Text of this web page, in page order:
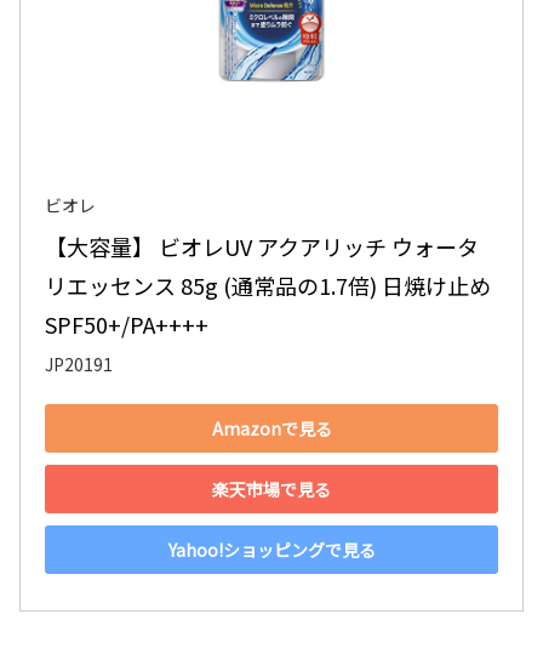
ビオレ
【大容量】 ビオレUV アクアリッチ ウォータ
リエッセンス 85g (通常品の1.7倍) 日焼け止め
SPF50+/PA++++
JP20191
Amazonで見る
楽天市場で見る
Yahoo!ショッピングで見る